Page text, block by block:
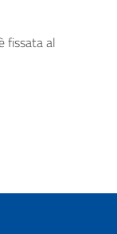
fissata al